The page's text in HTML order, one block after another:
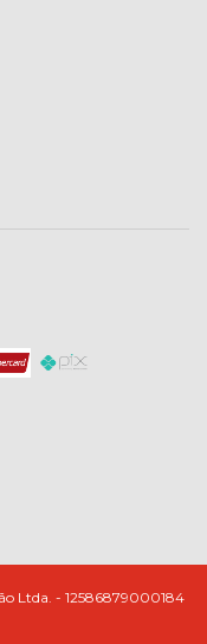
Ltda. - 12586879000184